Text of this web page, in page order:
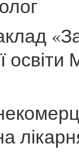
освіти